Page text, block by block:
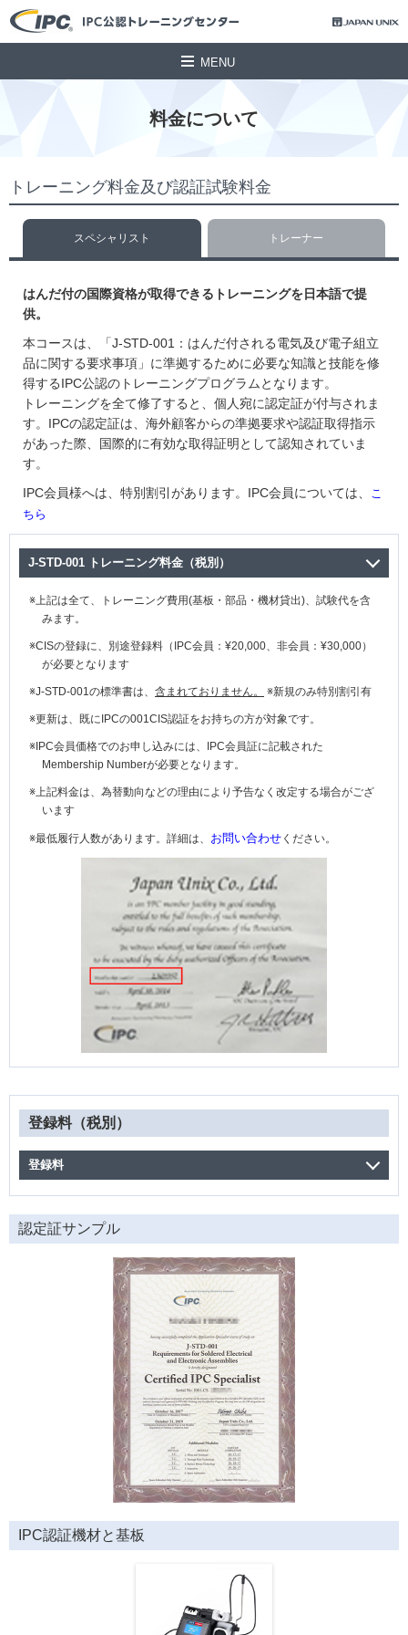
MENU
料金について
トレーニング料金及び認証試験料金
スペシャリスト トレーナー
はんだ付の国際資格が取得できるトレーニングを日本語で提
供。
本コースは、「J-STD-001：はんだ付される電気及び電子組立
品に関する要求事項」に準拠するために必要な知識と技能を修
得するIPC公認のトレーニングプログラムとなります。
トレーニングを全て修了すると、個人宛に認定証が付与されま
す。IPCの認定証は、海外顧客からの準拠要求や認証取得指示
があった際、国際的に有効な取得証明として認知されていま
す。
IPC会員様へは、特別割引があります。IPC会員については、 こ
ちら
J-STD-001 トレーニング料金（税別）
上記は全て、トレーニング費用(基板・部品・機材貸出)、試験代を含
みます。
CISの登録に、別途登録料（IPC会員：¥20,000、非会員：¥30,000）
が必要となります
J-STD-001の標準書は、 含まれておりません。 ※新規のみ特別割引有
更新は、既にIPCの001CIS認証をお持ちの方が対象です。
IPC会員価格でのお申し込みには、IPC会員証に記載された
Membership Numberが必要となります。
上記料金は、為替動向などの理由により予告なく改定する場合がござ
います
最低履行人数があります。詳細は、 お問い合わせ ください。
登録料（税別）
登録料
認定証サンプル
IPC認証機材と基板